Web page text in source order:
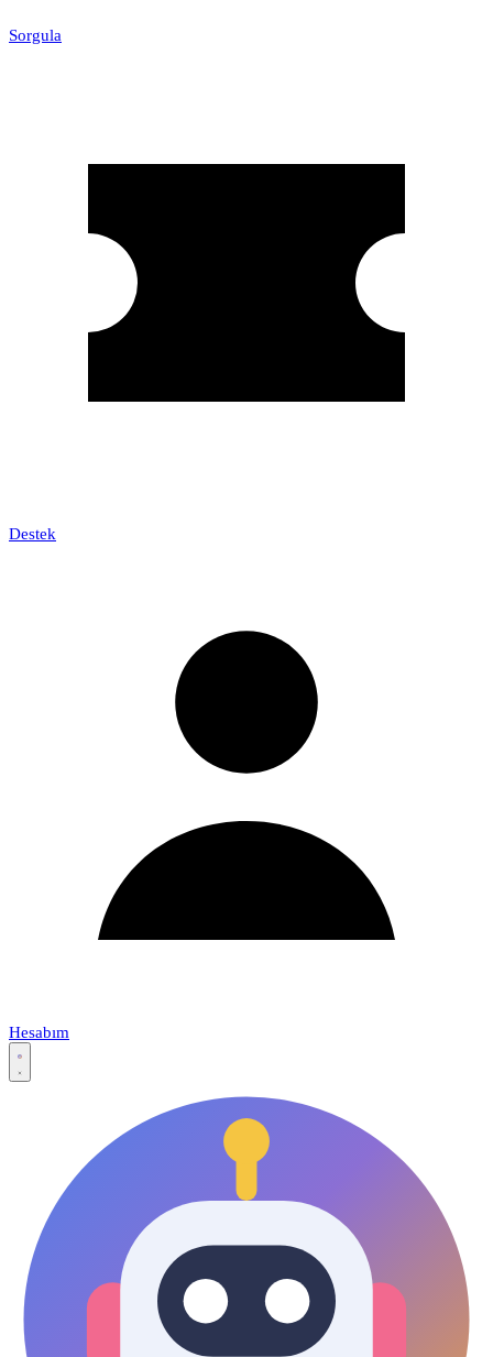
Sorgula
Destek
Hesabım